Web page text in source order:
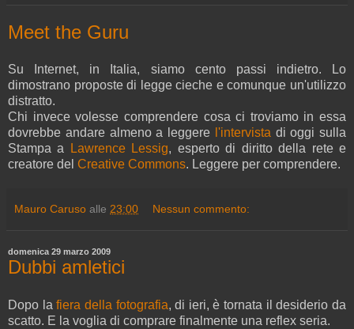
Meet the Guru
Su Internet, in Italia, siamo cento passi indietro. Lo
dimostrano proposte di legge cieche e comunque un'utilizzo
distratto.
Chi invece volesse comprendere cosa ci troviamo in essa
dovrebbe andare almeno a leggere l'intervista di oggi sulla
Stampa a
Lawrence Lessig, esperto di diritto della rete e
creatore del Creative Commons. Leggere per comprendere.
Mauro Caruso alle 23:00 Nessun commento:
domenica 29 marzo 2009
Dubbi amletici
Dopo la fiera della fotografia, di ieri, è tornata il desiderio da
scatto. E la voglia di comprare finalmente una reflex seria.